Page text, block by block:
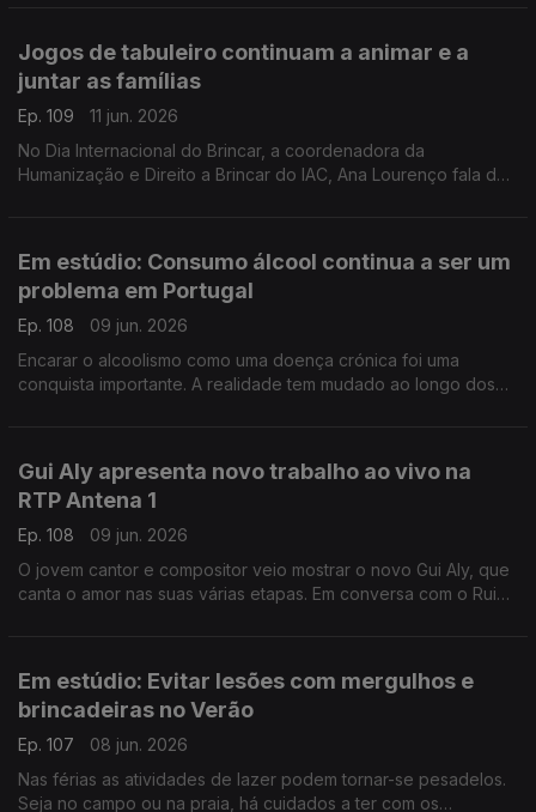
Jogos de tabuleiro continuam a animar e a
juntar as famílias
Ep. 109
11 jun. 2026
No Dia Internacional do Brincar, a coordenadora da
Humanização e Direito a Brincar do IAC, Ana Lourenço fala da
Em estúdio: Consumo álcool continua a ser um
problema em Portugal
Ep. 108
09 jun. 2026
Encarar o alcoolismo como uma doença crónica foi uma
conquista importante. A realidade tem mudado ao longo dos
Gui Aly apresenta novo trabalho ao vivo na
RTP Antena 1
Ep. 108
09 jun. 2026
O jovem cantor e compositor veio mostrar o novo Gui Aly, que
canta o amor nas suas várias etapas. Em conversa com o Rui
Em estúdio: Evitar lesões com mergulhos e
brincadeiras no Verão
Ep. 107
08 jun. 2026
Nas férias as atividades de lazer podem tornar-se pesadelos.
Seja no campo ou na praia, há cuidados a ter com os